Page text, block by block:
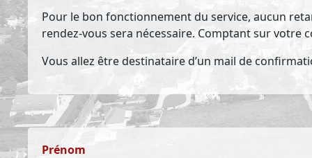
Pour le bon fonctionnement du service, aucun
rendez-vous sera nécessaire. Comptant sur votre
Vous allez être destinataire d’un mail de
Prénom